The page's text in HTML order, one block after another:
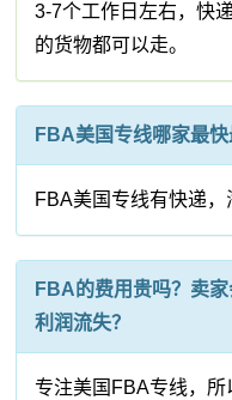
3-7个工作日左右，快
的货物都可以走。
FBA美国专线哪家最
FBA美国专线有快递
FBA的费用贵吗？卖
利润流失？
专注美国FBA专线，